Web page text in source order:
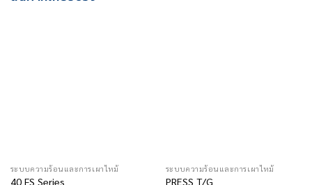
ระบบความร้อนและการเผาไหม้
40 FS Series
ระบบความร้อนและการเผาไหม้
PRESS T/G